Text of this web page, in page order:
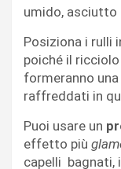
umido, asciutto
Posiziona i rulli
poiché il
formeranno
raffreddati in
Puoi usare un
effetto più
capelli bagnati,